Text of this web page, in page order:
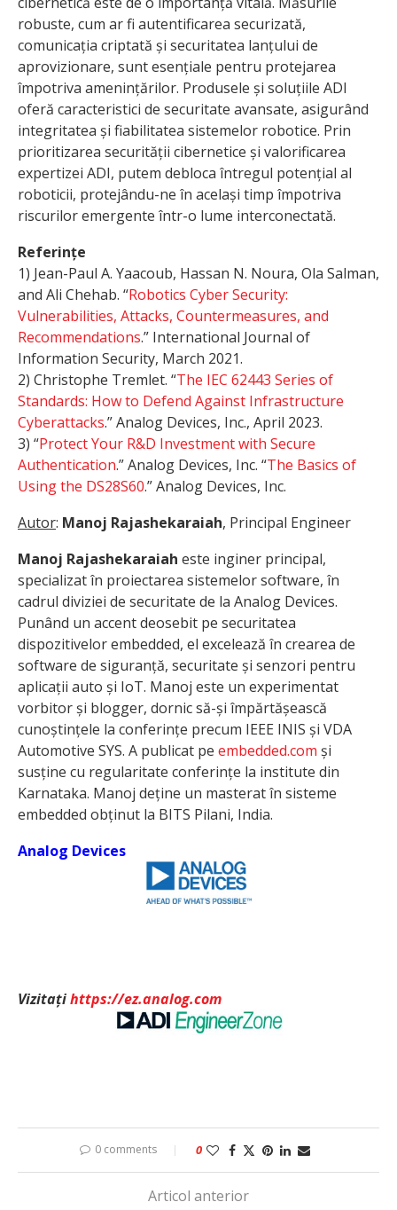
robuste, cum ar fi autentificarea securizată,
comunicația criptată și securitatea lanțului de
aprovizionare, sunt esențiale pentru protejarea
împotriva amenințărilor. Produsele și soluțiile ADI
oferă caracteristici de securitate avansate, asigurând
integritatea și fiabilitatea sistemelor robotice. Prin
prioritizarea securității cibernetice și valorificarea
expertizei ADI, putem debloca întregul potențial al
roboticii, protejându-ne în același timp împotriva
riscurilor emergente într-o lume interconectată.
Referințe
1) Jean-Paul A. Yaacoub, Hassan N. Noura, Ola Salman,
and Ali Chehab. “Robotics Cyber Security:
Vulnerabilities, Attacks, Countermeasures, and
Recommendations.” International Journal of
Information Security, March 2021.
2) Christophe Tremlet. “The IEC 62443 Series of
Standards: How to Defend Against Infrastructure
Cyberattacks.” Analog Devices, Inc., April 2023.
3) “Protect Your R&D Investment with Secure
Authentication.” Analog Devices, Inc. “The Basics of
Using the DS28S60.” Analog Devices, Inc.
Autor: Manoj Rajashekaraiah, Principal Engineer
Manoj Rajashekaraiah este inginer principal,
specializat în proiectarea sistemelor software, în
cadrul diviziei de securitate de la Analog Devices.
Punând un accent deosebit pe securitatea
dispozitivelor embedded, el excelează în crearea de
software de siguranță, securitate și senzori pentru
aplicații auto și IoT. Manoj este un experimentat
vorbitor și blogger, dornic să-și împărtășească
cunoștințele la conferințe precum IEEE INIS și VDA
Automotive SYS. A publicat pe embedded.com și
susține cu regularitate conferințe la institute din
Karnataka. Manoj deține un masterat în sisteme
embedded obținut la BITS Pilani, India.
Analog Devices
Vizitațihttps://ez.analog.com
0 comments 0
Articol anterior